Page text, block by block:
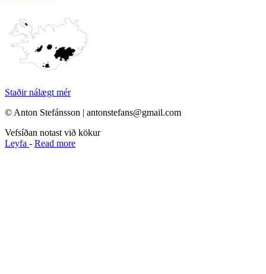
Staðir nálægt mér
© Anton Stefánsson | antonstefans@gmail.com
Vefsíðan notast við kökur
Leyfa - Read more